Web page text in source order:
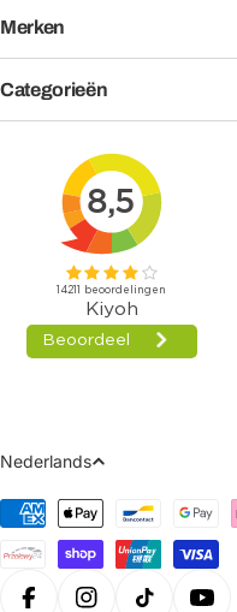
Merken
Categorieën
Taal
Nederlands
Betaalmethoden